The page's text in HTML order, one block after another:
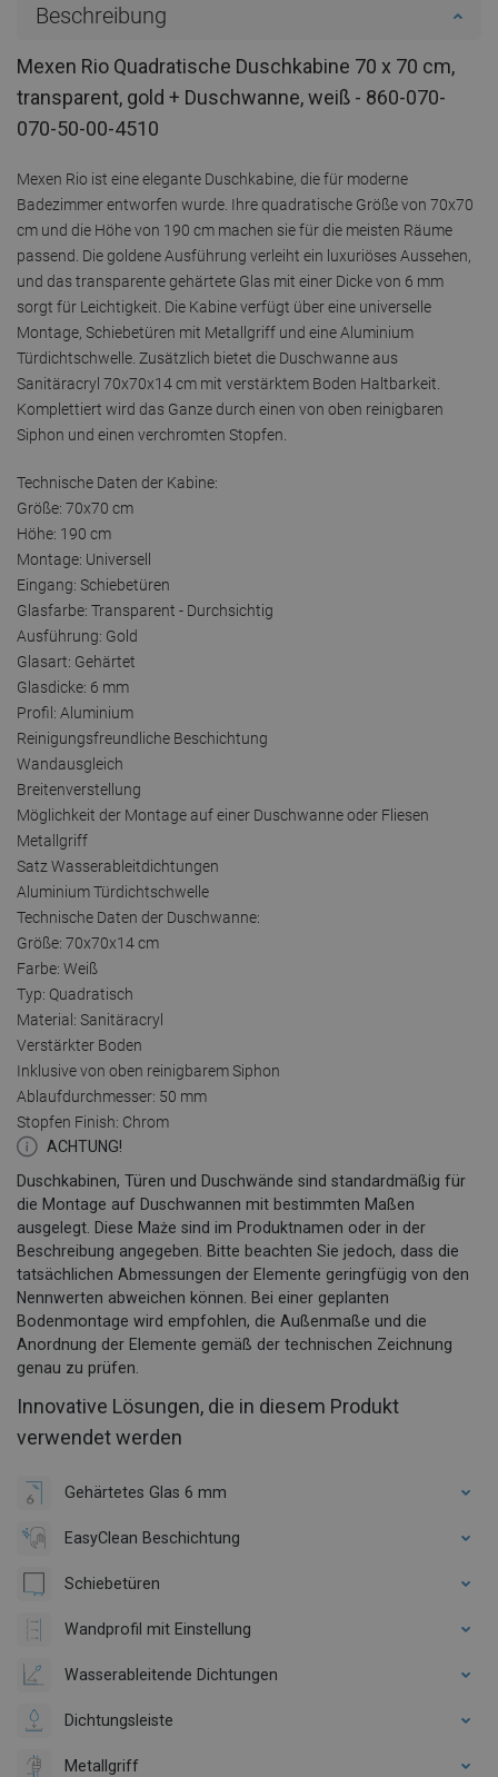
Beschreibung
Mexen Rio Quadratische Duschkabine 70 x 70 cm,
transparent, gold + Duschwanne, weiß - 860-070-
070-50-00-4510
Mexen Rio ist eine elegante Duschkabine, die für moderne
Badezimmer entworfen wurde. Ihre quadratische Größe von 70x70
cm und die Höhe von 190 cm machen sie für die meisten Räume
passend. Die goldene Ausführung verleiht ein luxuriöses Aussehen,
und das transparente gehärtete Glas mit einer Dicke von 6 mm
sorgt für Leichtigkeit. Die Kabine verfügt über eine universelle
Montage, Schiebetüren mit Metallgriff und eine Aluminium
Türdichtschwelle. Zusätzlich bietet die Duschwanne aus
Sanitäracryl 70x70x14 cm mit verstärktem Boden Haltbarkeit.
Komplettiert wird das Ganze durch einen von oben reinigbaren
Siphon und einen verchromten Stopfen.
Technische Daten der Kabine:
Größe: 70x70 cm
Höhe: 190 cm
Montage: Universell
Eingang: Schiebetüren
Glasfarbe: Transparent - Durchsichtig
Ausführung: Gold
Glasart: Gehärtet
Glasdicke: 6 mm
Profil: Aluminium
Reinigungsfreundliche Beschichtung
Wandausgleich
Breitenverstellung
Möglichkeit der Montage auf einer Duschwanne oder Fliesen
Metallgriff
Satz Wasserableitdichtungen
Aluminium Türdichtschwelle
Technische Daten der Duschwanne:
Größe: 70x70x14 cm
Farbe: Weiß
Typ: Quadratisch
Material: Sanitäracryl
Verstärkter Boden
Inklusive von oben reinigbarem Siphon
Ablaufdurchmesser: 50 mm
Stopfen Finish: Chrom
ACHTUNG!
Duschkabinen, Türen und Duschwände sind standardmäßig für
die Montage auf Duschwannen mit bestimmten Maßen
ausgelegt. Diese Maże sind im Produktnamen oder in der
Beschreibung angegeben. Bitte beachten Sie jedoch, dass die
tatsächlichen Abmessungen der Elemente geringfügig von den
Nennwerten abweichen können. Bei einer geplanten
Bodenmontage wird empfohlen, die Außenmaße und die
Anordnung der Elemente gemäß der technischen Zeichnung
genau zu prüfen.
Innovative Lösungen, die in diesem Produkt
verwendet werden
Gehärtetes Glas 6 mm
EasyClean Beschichtung
Schiebetüren
Wandprofil mit Einstellung
Wasserableitende Dichtungen
Dichtungsleiste
Metallgriff